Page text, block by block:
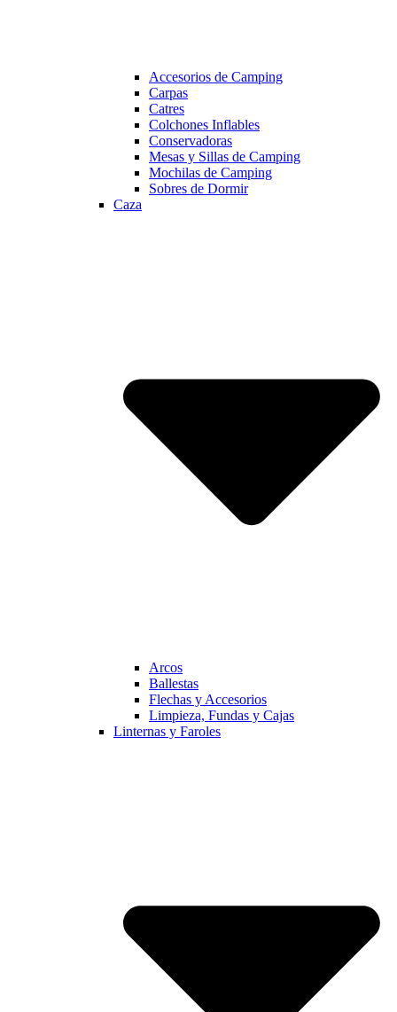
Accesorios de Camping
Carpas
Catres
Colchones Inflables
Conservadoras
Mesas y Sillas de Camping
Mochilas de Camping
Sobres de Dormir
Caza
Arcos
Ballestas
Flechas y Accesorios
Limpieza, Fundas y Cajas
Linternas y Faroles